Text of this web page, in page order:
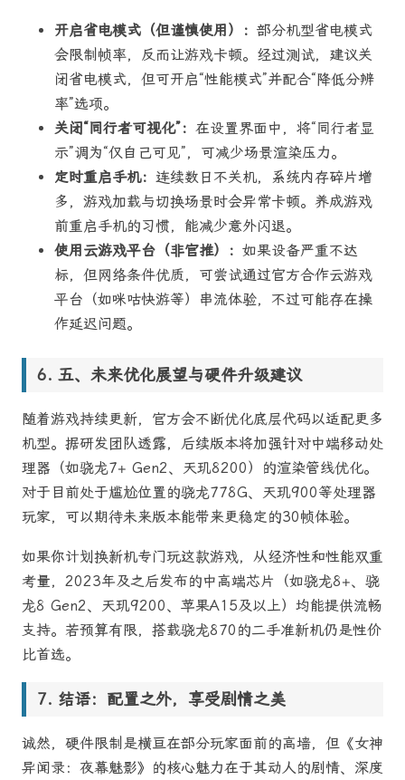
开启省电模式（但谨慎使用）： 部分机型省电模式
会限制帧率，反而让游戏卡顿。经过测试，建议关
闭省电模式，但可开启“性能模式”并配合“降低分辨
率”选项。
关闭“同行者可视化”： 在设置界面中，将“同行者显
示”调为“仅自己可见”，可减少场景渲染压力。
定时重启手机： 连续数日不关机，系统内存碎片增
多，游戏加载与切换场景时会异常卡顿。养成游戏
前重启手机的习惯，能减少意外闪退。
使用云游戏平台（非官推）： 如果设备严重不达
标，但网络条件优质，可尝试通过官方合作云游戏
平台（如咪咕快游等）串流体验，不过可能存在操
作延迟问题。
五、未来优化展望与硬件升级建议
随着游戏持续更新，官方会不断优化底层代码以适配更多
机型。据研发团队透露，后续版本将加强针对中端移动处
理器（如骁龙7+ Gen2、天玑8200）的渲染管线优化。
对于目前处于尴尬位置的骁龙778G、天玑900等处理器
玩家，可以期待未来版本能带来更稳定的30帧体验。
如果你计划换新机专门玩这款游戏，从经济性和性能双重
考量，2023年及之后发布的中高端芯片（如骁龙8+、骁
龙8 Gen2、天玑9200、苹果A15及以上）均能提供流畅
支持。若预算有限，搭载骁龙870的二手准新机仍是性价
比首选。
结语：配置之外，享受剧情之美
诚然，硬件限制是横亘在部分玩家面前的高墙，但《女神
异闻录：夜幕魅影》的核心魅力在于其动人的剧情、深度